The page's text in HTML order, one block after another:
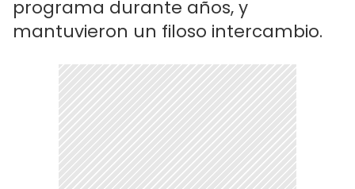
programa durante años, y
mantuvieron un filoso intercambio.